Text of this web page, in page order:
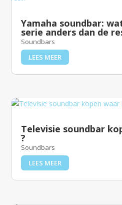
Yamaha soundbar:
serie anders dan de
Soundbars
LEES MEER
Televisie soundbar
?
Soundbars
LEES MEER